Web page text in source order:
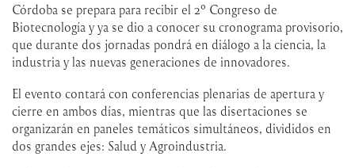
Córdoba se prepara para recibir el 2º Congreso de
Biotecnología y ya se dio a conocer su cronograma provisorio,
que durante dos jornadas pondrá en diálogo a la ciencia, la
industria y las nuevas generaciones de innovadores.
El evento contará con conferencias plenarias de apertura y
cierre en ambos días, mientras que las disertaciones se
organizarán en paneles temáticos simultáneos, divididos en
dos grandes ejes: Salud y Agroindustria.